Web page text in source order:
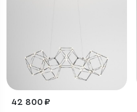
42 800 ₽